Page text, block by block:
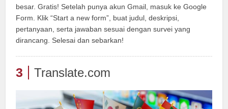
besar. Gratis! Setelah punya akun Gmail, masuk ke Google
Form. Klik “Start a new form”, buat judul, deskripsi,
pertanyaan, serta jawaban sesuai dengan survei yang
dirancang. Selesai dan sebarkan!
3 Translate.com